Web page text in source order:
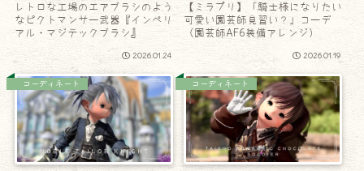
レトロな工場のエアブラシのよう
なピクトマンサー武器『インペリ
アル・マジテックブラシ』
2026.01.24
【ミラプリ】「騎士様になりたい
可愛い園芸師見習い？」コーデ
（園芸師AF6装備アレンジ）
2026.01.19
コーディネート コーディネート